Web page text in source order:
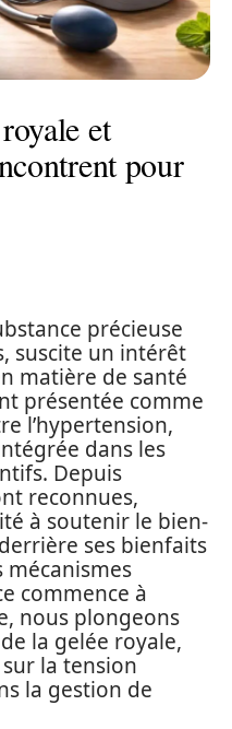
et
pour
précieuse
suscite un intérêt
matière de santé
présentée comme
l’hypertension,
dans les
Depuis
reconnues,
à soutenir le bien-
ses bienfaits
mécanismes
commence à
nous plongeons
la gelée royale,
la tension
la gestion de